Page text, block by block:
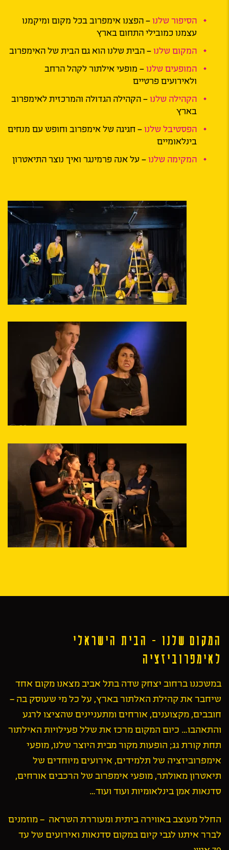
הסיפור שלנו – הפצנו אימפרוב בכל מקום ומיקמנו
עצמנו כמובילי התחום בארץ
המקום שלנו – הבית שלנו הוא גם הבית של האימפרוב
המופעים שלנו – מופעי אילתור לקהל הרחב
ולאירועים פרטיים
הקהילה שלנו – הקהילה הגדולה והמרכזית לאימפרוב
בארץ
הפסטיבל שלנו – חגיגה של אימפרוב וחופש עם מנחים
בינלאומיים
המקימה שלנו – על אנה פרמינגר ואיך נוצר התיאטרון
המקום שלנו - הבית הישראלי
לאימפרוביזציה
במשכננו ברחוב יצחק שדה בתל אביב מצאנו מקום אחד
שיחבר את קהילת האלתור בארץ, על כל מי שעוסק בה –
חובבים, מקצוענים, אורחים ומתעניינים שהציצו לרגע
והתאהבו… כיום המקום מרכז את שלל פעילויות האילתור
תחת קורת גג; הופעות מקור מבית היוצר שלנו, מופעי
אימפרוביזציה של תלמידים, אירועים מיוחדים של
תיאטרון מאולתר, מופעי אימפרוב של הרכבים אורחים,
סדנאות אמן בינלאומיות ועוד ועוד…
החלל מעוצב באווירה ביתית ומעוררת השראה – מוזמנים
לברר איתנו לגבי קיום במקום סדנאות ואירועים של עד